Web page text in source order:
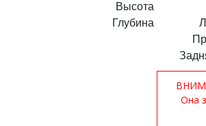
Высота
Глубина
Она